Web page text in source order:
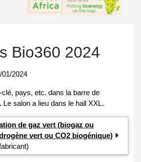
Bio360 2024
01/2024
de gaz vert (biogaz ou
vert ou CO2 biogénique)